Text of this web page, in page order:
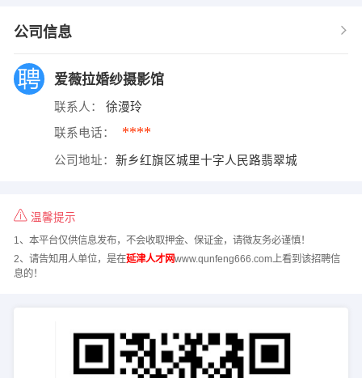
公司信息
爱薇拉婚纱摄影馆
联系人： 徐漫玲
联系电话： ****
公司地址： 新乡红旗区城里十字人民路翡翠城
温馨提示
1、本平台仅供信息发布，不会收取押金、保证金，请微友务必谨慎！
2、请告知用人单位，是在延津人才网www.qunfeng666.com上看到该招聘信
息的！